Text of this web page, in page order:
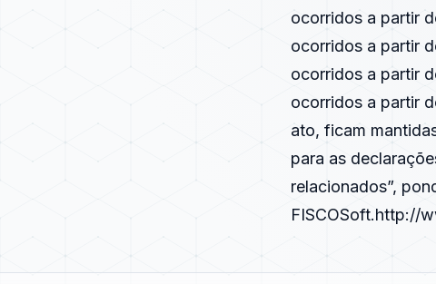
ocorridos a partir
ocorridos a partir
ocorridos a partir
ocorridos a partir
ato, ficam
para as
relacionados”,
FISCOSoft.http://